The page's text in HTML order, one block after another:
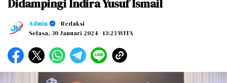
Didampingi Indira Yusuf Ismail
Admin
- Redaksi
Selasa, 30 Januari 2024- 13:23 WITA